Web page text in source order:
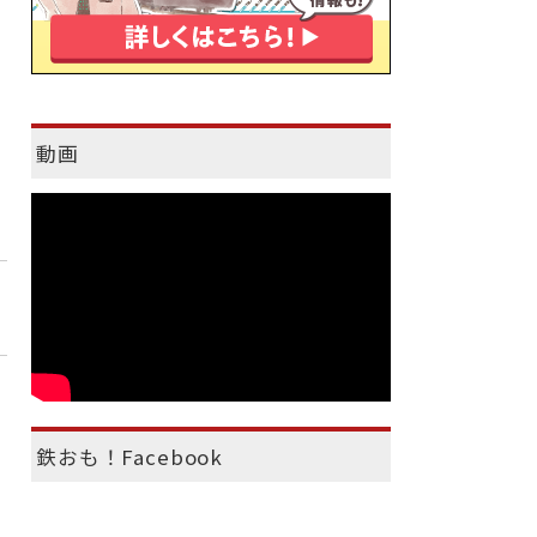
動画
鉄おも！Facebook